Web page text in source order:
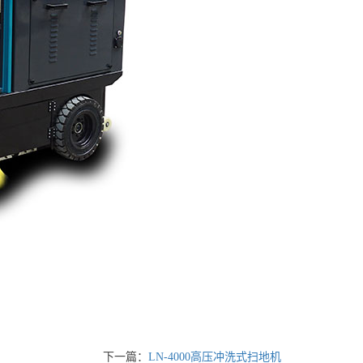
下一篇：LN-4000高压冲洗式扫地机